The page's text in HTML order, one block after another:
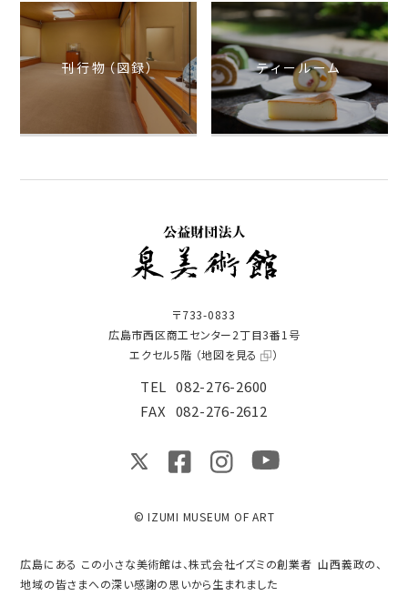
刊行物（図録） ティールーム
〒733-0833
広島市西区商工センター2丁目3番1号
エクセル5階 （地図を見る ）
TEL 082-276-2600
FAX 082-276-2612
© IZUMI MUSEUM OF ART
広島にある この小さな美術館は、株式会社イズミの創業者 山西義政の、
地域の皆さまへの深い感謝の思いから生まれました